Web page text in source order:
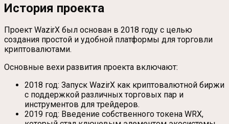
История проекта
Проект WazirX был основан в 2018 году с целью
создания простой и удобной платформы для торговли
криптовалютами.
Основные вехи развития проекта включают:
2018 год: Запуск WazirX как криптовалютной биржи
с поддержкой различных торговых пар и
инструментов для трейдеров.
2019 год: Введение собственного токена WRX,